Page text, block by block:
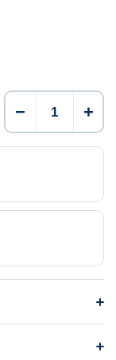
− +